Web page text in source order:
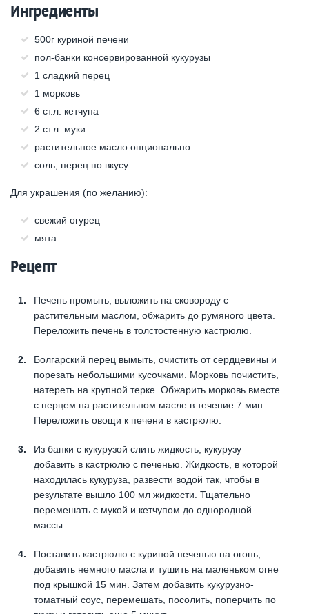
Ингредиенты
500г куриной печени
пол-банки консервированной кукурузы
1 сладкий перец
1 морковь
6 ст.л. кетчупа
2 ст.л. муки
растительное масло опционально
соль, перец по вкусу
Для украшения (по желанию):
свежий огурец
мята
Рецепт
Печень промыть, выложить на сковороду с
растительным маслом, обжарить до румяного цвета.
Переложить печень в толстостенную кастрюлю.
Болгарский перец вымыть, очистить от сердцевины и
порезать небольшими кусочками. Морковь почистить,
натереть на крупной терке. Обжарить морковь вместе
с перцем на растительном масле в течение 7 мин.
Переложить овощи к печени в кастрюлю.
Из банки с кукурузой слить жидкость, кукурузу
добавить в кастрюлю с печенью. Жидкость, в которой
находилась кукуруза, развести водой так, чтобы в
результате вышло 100 мл жидкости. Тщательно
перемешать с мукой и кетчупом до однородной
массы.
Поставить кастрюлю с куриной печенью на огонь,
добавить немного масла и тушить на маленьком огне
под крышкой 15 мин. Затем добавить кукурузно-
томатный соус, перемешать, посолить, поперчить по